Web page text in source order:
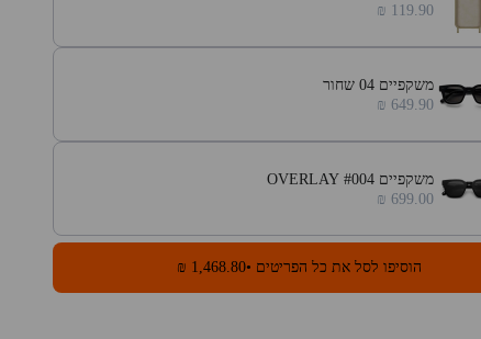
119.90 ₪
משקפיים 04 שחור
649.90 ₪
משקפיים #004 OVERLAY
699.00 ₪
הוסיפו לסל את כל הפריטים •1,468.80 ₪